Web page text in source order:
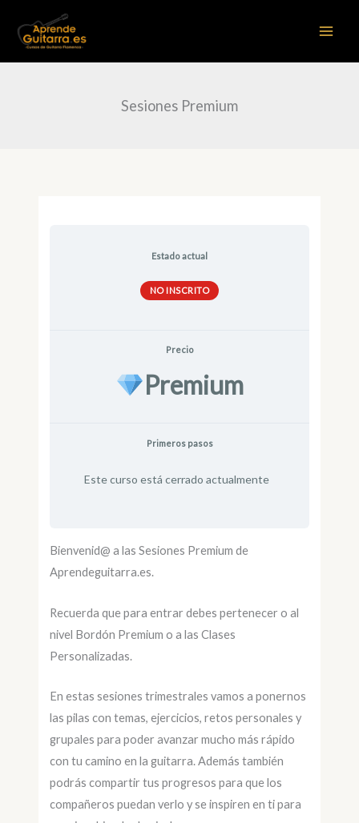
contenido
Sesiones Premium
Estado actual
NO INSCRITO
Precio
Premium
Primeros pasos
Este curso está cerrado actualmente
Bienvenid@ a las Sesiones Premium de
Aprendeguitarra.es.
Recuerda que para entrar debes pertenecer o al
nivel Bordón Premium o a las Clases
Personalizadas.
En estas sesiones trimestrales vamos a ponernos
las pilas con temas, ejercicios, retos personales y
grupales para poder avanzar mucho más rápido
con tu camino en la guitarra. Además también
podrás compartir tus progresos para que los
compañeros puedan verlo y se inspiren en ti para